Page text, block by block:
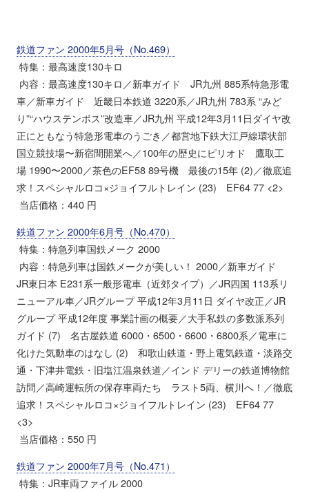
鉄道ファン 2000年5月号（No.469）
特集：最高速度130キロ
内容：最高速度130キロ／新車ガイド JR九州 885系特急形電
車／新車ガイド 近畿日本鉄道 3220系／JR九州 783系 “みど
り”“ハウステンボス”改造車／JR九州 平成12年3月11日ダイヤ改
正にともなう特急形電車のうごき／都営地下鉄大江戸線環状部
国立競技場〜新宿間開業へ／100年の歴史にピリオド 鷹取工
場 1990〜2000／茶色のEF58 89号機 最後の15年 (2)／徹底追
求！スペシャルロコ×ジョイフルトレイン (23) EF64 77 <2>
当店価格：440 円
鉄道ファン 2000年6月号（No.470）
特集：特急列車国鉄メーク 2000
内容：特急列車は国鉄メークが美しい！ 2000／新車ガイド
JR東日本 E231系一般形電車（近郊タイプ）／JR四国 113系リ
ニューアル車／JRグループ 平成12年3月11日 ダイヤ改正／JR
グループ 平成12年度 事業計画の概要／大手私鉄の多数派系列
ガイド (7) 名古屋鉄道 6000・6500・6600・6800系／電車に
化けた気動車のはなし (2) 和歌山鉄道・野上電気鉄道・淡路交
通・下津井電鉄・旧塩江温泉鉄道／インド デリーの鉄道博物館
訪問／高崎運転所の保存車両たち ラスト5両、横川へ！／徹底
追求！スペシャルロコ×ジョイフルトレイン (23) EF64 77
<3>
当店価格：550 円
鉄道ファン 2000年7月号（No.471）
特集：JR車両ファイル 2000